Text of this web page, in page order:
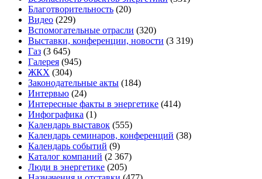
Благотворительность (20)
Видео (229)
Вспомогательные отрасли (320)
Выставки, конференции, новости (3 319)
Газ (3 645)
Галерея (945)
ЖКХ (304)
Законодательные акты (184)
Интервью (24)
Интересные факты в энергетике (414)
Инфографика (1)
Календарь выставок (555)
Календарь семинаров, конференций (38)
Календарь событий (9)
Каталог компаний (2 367)
Люди в энергетике (205)